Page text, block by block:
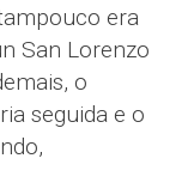
era
San Lorenzo
o
seguida e o